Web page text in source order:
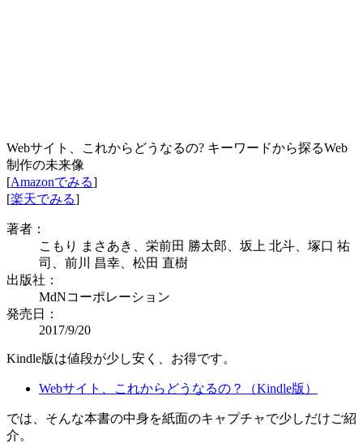
Webサイト、これからどうなるの? キーワードから探るWeb
制作の未来像
[Amazonでみる]
[楽天でみる]
著者：
こもり まさあき、栄前田 勝太郎、坂上 北斗、塚口 祐
司、前川 昌幸、松田 直樹
出版社：
MdNコーポレーション
発売日：
2017/9/20
Kindle版は値段が少し安く、お得です。
Webサイト、これからどうなるの？（Kindle版）
では、そんな本書の中身を紙面のキャプチャで少しだけご紹
介。